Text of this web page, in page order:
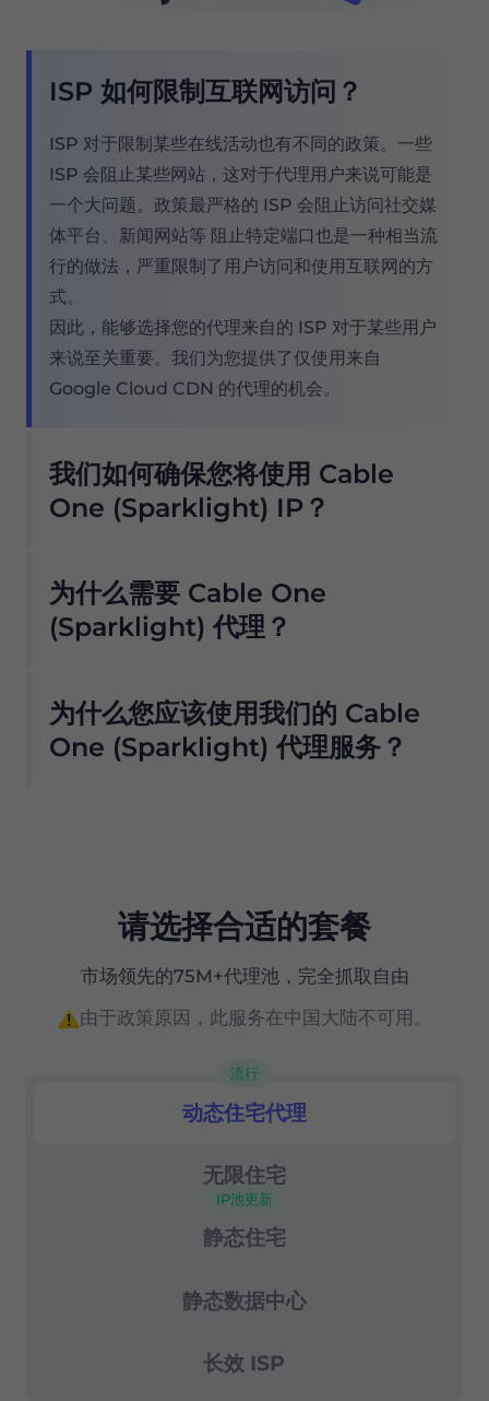
ISP 如何限制互联网访问？
ISP 对于限制某些在线活动也有不同的政策。一些
ISP 会阻止某些网站，这对于代理用户来说可能是
一个大问题。政策最严格的 ISP 会阻止访问社交媒
体平台、新闻网站等 阻止特定端口也是一种相当流
行的做法，严重限制了用户访问和使用互联网的方
式。
因此，能够选择您的代理来自的 ISP 对于某些用户
来说至关重要。我们为您提供了仅使用来自
Google Cloud CDN 的代理的机会。
我们如何确保您将使用 Cable
One (Sparklight) IP？
(Sparklight) 代理，因此我们的客户不必担心停机
和 IP 阻塞。您可以从与该提供商合作的位置使用
我们提供 ISP 过滤，因此只需单击一个按钮即可从
我们的池中仅获取 Cable One (Sparklight) 代理
为什么需要 Cable One
(Sparklight) 代理？
(Sparklight) 代理，因此我们的客户不必担心停机
和 IP 阻塞。您可以从与该提供商合作的位置使用
为什么您应该使用我们的 Cable
One (Sparklight) 代理服务？
我们的住宅代理提供：
精确的（国家、州和城市级别）地理定位
成功率99.67%
请选择合适的套餐
市场领先的75M+代理池，完全抓取自由
由于政策原因，此服务在中国大陆不可用。
住宅代理
流行
无限住宅
静态住宅
IP池更新
静态数据中心
长效 ISP
动态住宅代理